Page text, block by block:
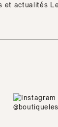
et actualités